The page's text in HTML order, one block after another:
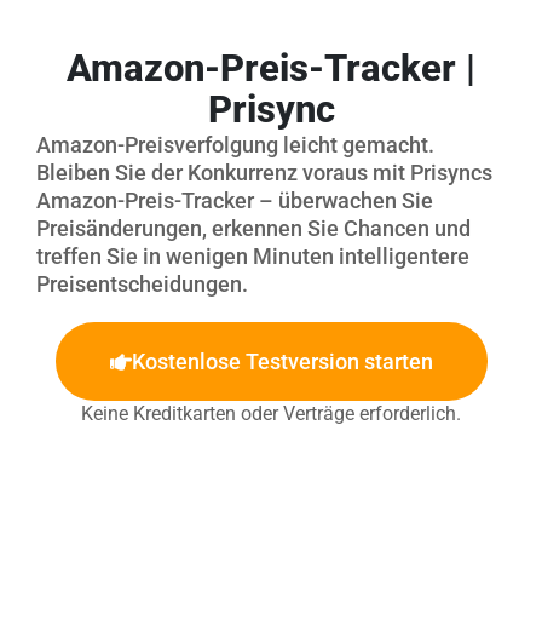
Amazon-Preis-Tracker |
Prisync
Amazon-Preisverfolgung leicht gemacht.
Bleiben Sie der Konkurrenz voraus mit Prisyncs
Amazon-Preis-Tracker – überwachen Sie
Preisänderungen, erkennen Sie Chancen und
treffen Sie in wenigen Minuten intelligentere
Preisentscheidungen.
Kostenlose Testversion starten
Keine Kreditkarten oder Verträge erforderlich.